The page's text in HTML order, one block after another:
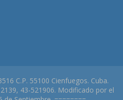
C.P. 55100 Cienfuegos. Cuba.
43-521906. Modificado por el